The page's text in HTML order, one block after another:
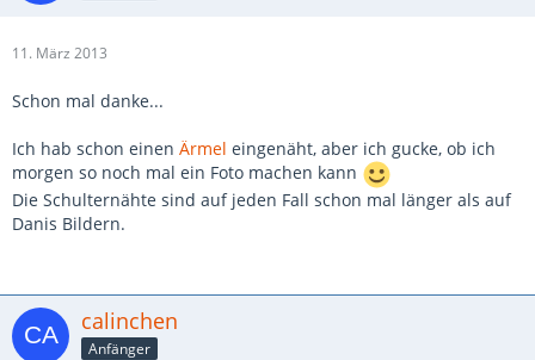
11. März 2013
Schon mal danke...
Ich hab schon einen Ärmel eingenäht, aber ich gucke, ob ich
morgen so noch mal ein Foto machen kann
Die Schulternähte sind auf jeden Fall schon mal länger als auf
Danis Bildern.
calinchen
Anfänger